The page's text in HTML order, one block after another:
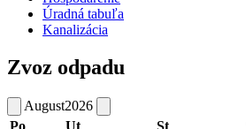
Úradná tabuľa
Kanalizácia
Zvoz odpadu
August2026